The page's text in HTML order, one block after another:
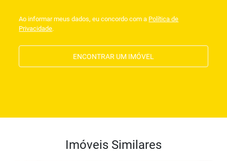
Ao informar meus dados, eu concordo com a Política de
Privacidade.
ENCONTRAR UM IMÓVEL
Imóveis Similares